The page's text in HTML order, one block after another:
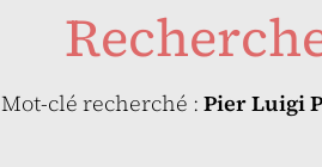
Mot-clé recherché : Pier Luigi